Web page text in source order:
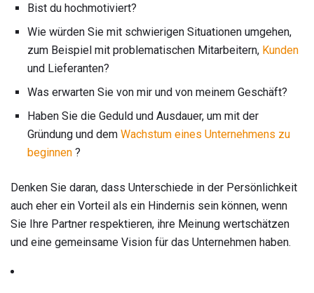
Bist du hochmotiviert?
Wie würden Sie mit schwierigen Situationen umgehen,
zum Beispiel mit problematischen Mitarbeitern, Kunden
und Lieferanten?
Was erwarten Sie von mir und von meinem Geschäft?
Haben Sie die Geduld und Ausdauer, um mit der
Gründung und dem Wachstum eines Unternehmens zu
beginnen ?
Denken Sie daran, dass Unterschiede in der Persönlichkeit
auch eher ein Vorteil als ein Hindernis sein können, wenn
Sie Ihre Partner respektieren, ihre Meinung wertschätzen
und eine gemeinsame Vision für das Unternehmen haben.